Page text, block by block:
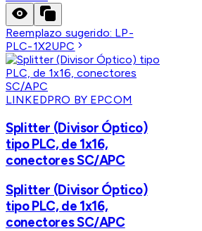
Reemplazo sugerido: LP-
PLC-1X2UPC
LINKEDPRO BY EPCOM
Splitter (Divisor Óptico)
tipo PLC, de 1x16,
conectores SC/APC
Splitter (Divisor Óptico)
tipo PLC, de 1x16,
conectores SC/APC